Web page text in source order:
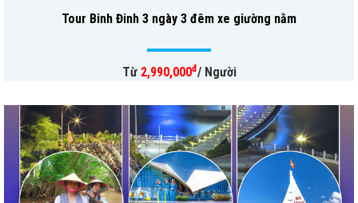
Tour Binh Đinh 3 ngày 3 đêm xe giường nằm
Từ 2,990,000đ/ Người